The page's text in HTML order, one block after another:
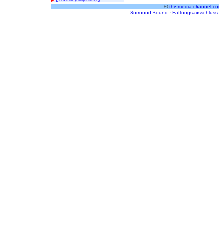
©the-media-
Surround Sound · Haftungsausschluss